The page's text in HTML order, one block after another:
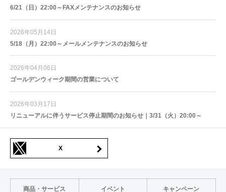
6/21（日）22:00～FAXメンテナンスのお知らせ
2026年05月14日
5/18（月）22:00～メールメンテナンスのお知らせ
2026年04月06日
ゴールデンウィーク期間の営業について
2026年03月17日
リニューアルに伴うサービス停止期間のお知らせ｜3/31（火）20:00～
X
商品・サービス イベント キャンペーン